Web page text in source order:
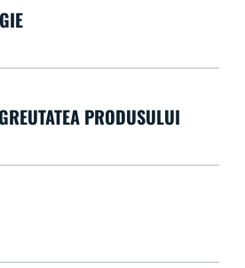
PRODUSULUI